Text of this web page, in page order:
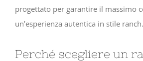
progettato per garantire il massimo
un’esperienza autentica in stile ranch.
Perché scegliere un